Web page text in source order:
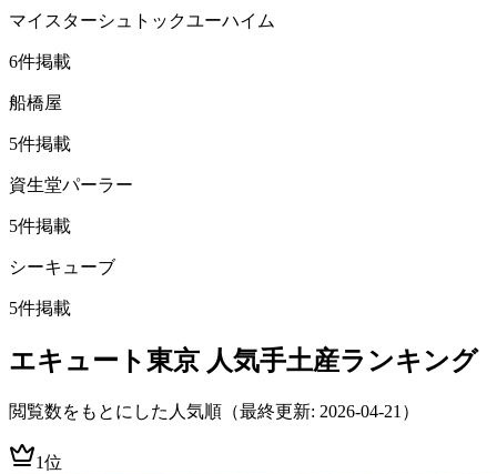
マイスターシュトックユーハイム
6件掲載
船橋屋
5件掲載
資生堂パーラー
5件掲載
シーキューブ
5件掲載
エキュート東京 人気手土産ランキング
閲覧数をもとにした人気順 （最終更新: 2026-04-21）
1位